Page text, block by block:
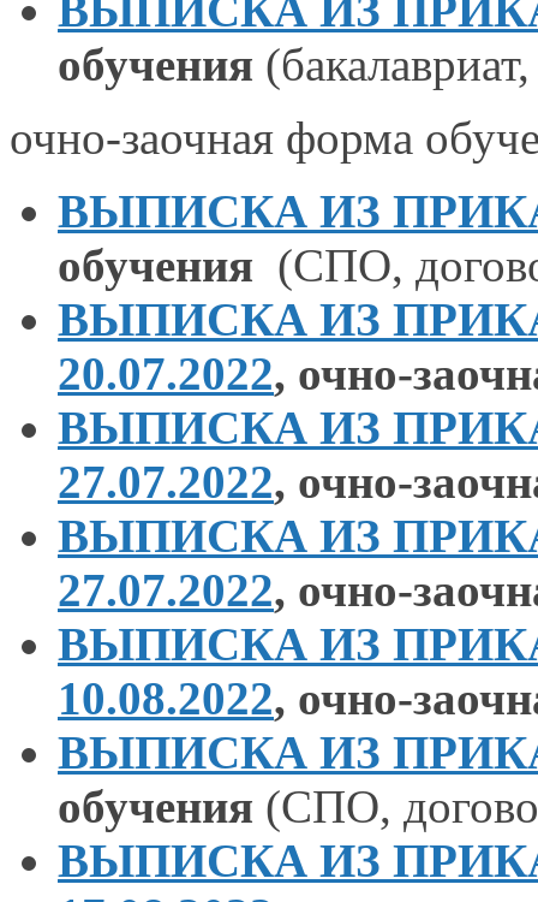
ВЫПИСКА ИЗ
обучения
очно-заочная форма
ВЫПИСКА ИЗ
обучения (СПО,
ВЫПИСКА ИЗ
20.07.2022, очно-
ВЫПИСКА ИЗ
27.07.2022, очно-
ВЫПИСКА ИЗ
27.07.2022, очно-
ВЫПИСКА ИЗ
10.08.2022, очно-
ВЫПИСКА ИЗ
обучения (СПО,
ВЫПИСКА ИЗ